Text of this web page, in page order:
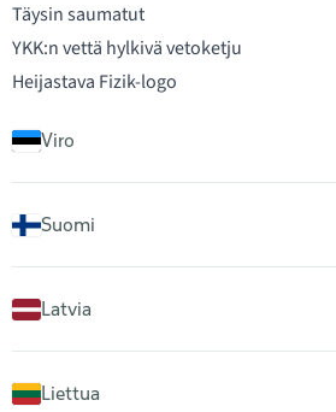
Täysin saumatut
YKK:n vettä hylkivä vetoketju
Heijastava Fizik-logo
Viro
Suomi
Latvia
Liettua